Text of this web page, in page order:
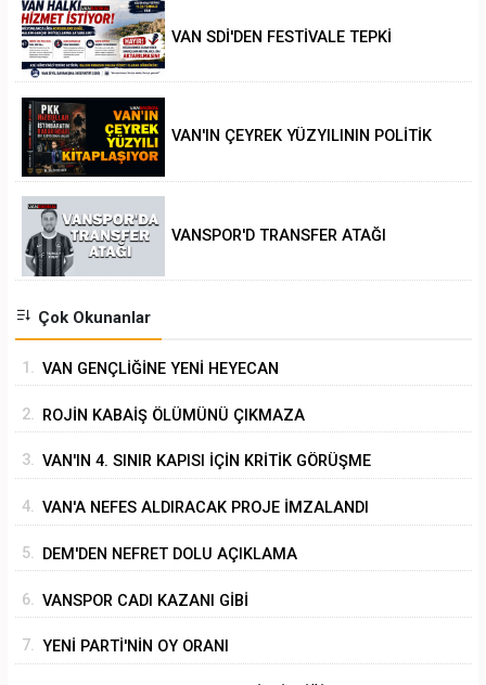
VAN SDİ'DEN FESTİVALE TEPKİ
VAN'IN ÇEYREK YÜZYILININ POLİTİK
VANSPOR'D TRANSFER ATAĞI
Çok Okunanlar
1. VAN GENÇLİĞİNE YENİ HEYECAN
2. ROJİN KABAİŞ ÖLÜMÜNÜ ÇIKMAZA
3. VAN'IN 4. SINIR KAPISI İÇİN KRİTİK GÖRÜŞME
4. VAN'A NEFES ALDIRACAK PROJE İMZALANDI
5. DEM'DEN NEFRET DOLU AÇIKLAMA
6. VANSPOR CADI KAZANI GİBİ
7. YENİ PARTİ'NİN OY ORANI